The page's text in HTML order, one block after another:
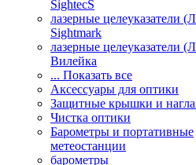
SightecS
лазерные целеуказатели
Sightmark
лазерные целеуказатели
Вилейка
... Показать все
Аксессуары для оптики
Защитные крышки и
Чистка оптики
Барометры и портативные
метеостанции
барометры